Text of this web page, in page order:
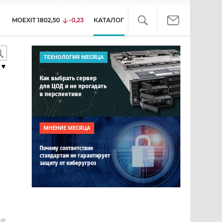
MOEXIT 1802,50 -0,23 КАТАЛОГ
ТЕХНОЛОГИЯ МЕСЯЦА
Как выбрать сервер
для ЦОД и не прогадать
в перспективе
МНЕНИЕ МЕСЯЦА
Почему соответствие
стандартам не гарантирует
защиту от киберугроз